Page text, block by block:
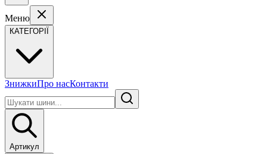
Меню
КАТЕГОРІЇ
ЗнижкиПро насКонтакти
Артикул